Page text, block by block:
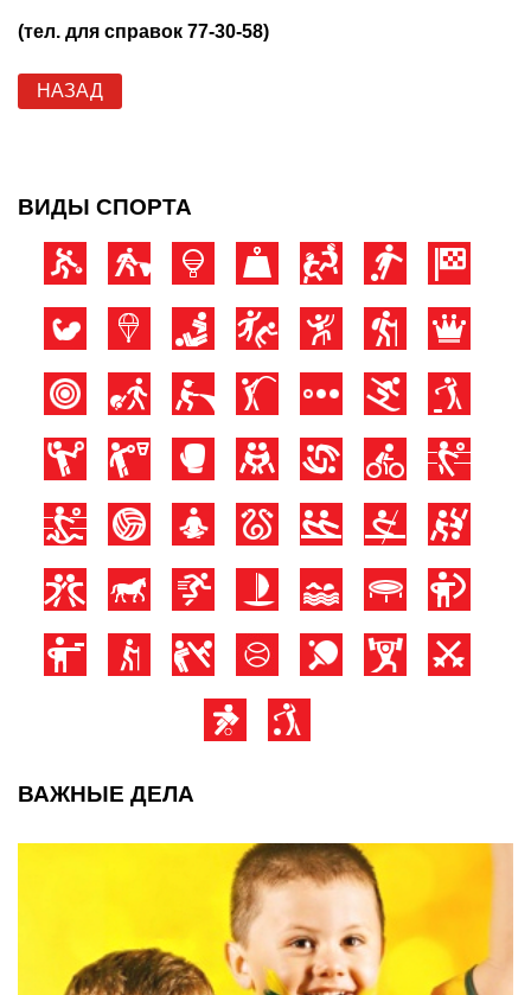
(тел. для справок 77-30-58)
НАЗАД
ВИДЫ СПОРТА
ВАЖНЫЕ ДЕЛА